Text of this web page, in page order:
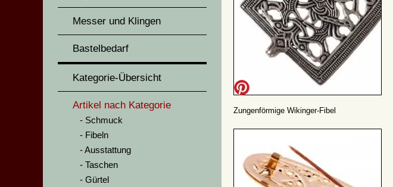
Messer und Klingen
Bastelbedarf
Kategorie-Übersicht
Artikel nach Kategorie
Schmuck
Fibeln
Ausstattung
Taschen
Gürtel
Zungenförmige Wikinger-Fibel